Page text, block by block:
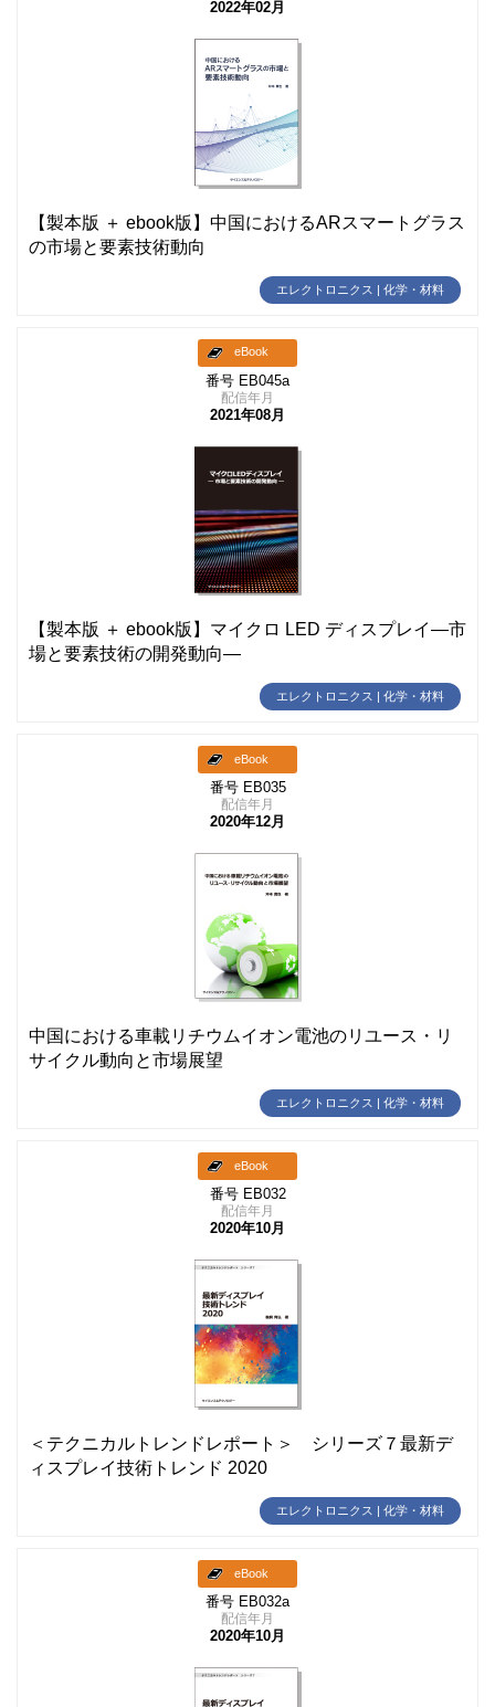
2022年02月
【製本版 ＋ ebook版】中国におけるARスマートグラス
の市場と要素技術動向
エレクトロニクス | 化学・材料
eBook
番号 EB045a
配信年月
2021年08月
【製本版 ＋ ebook版】マイクロ LED ディスプレイ―市
場と要素技術の開発動向―
エレクトロニクス | 化学・材料
eBook
番号 EB035
配信年月
2020年12月
中国における車載リチウムイオン電池のリユース・リ
サイクル動向と市場展望
エレクトロニクス | 化学・材料
eBook
番号 EB032
配信年月
2020年10月
＜テクニカルトレンドレポート＞ シリーズ７最新デ
ィスプレイ技術トレンド 2020
エレクトロニクス | 化学・材料
eBook
番号 EB032a
配信年月
2020年10月